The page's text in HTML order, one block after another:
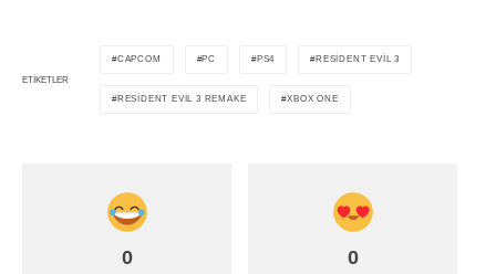
ETIKETLER
CAPCOM PC PS4 RESIDENT EVIL 3
RESIDENT EVIL 3 REMAKE XBOX ONE
0 0